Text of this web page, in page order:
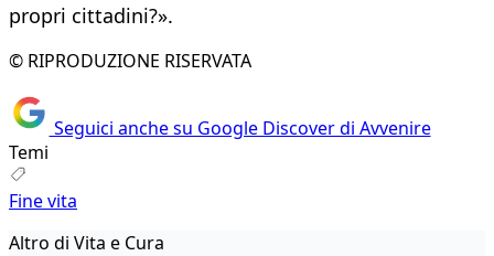
propri cittadini?».
© RIPRODUZIONE RISERVATA
Seguici anche su Google Discover di Avvenire
Temi
Fine vita
Altro di Vita e Cura